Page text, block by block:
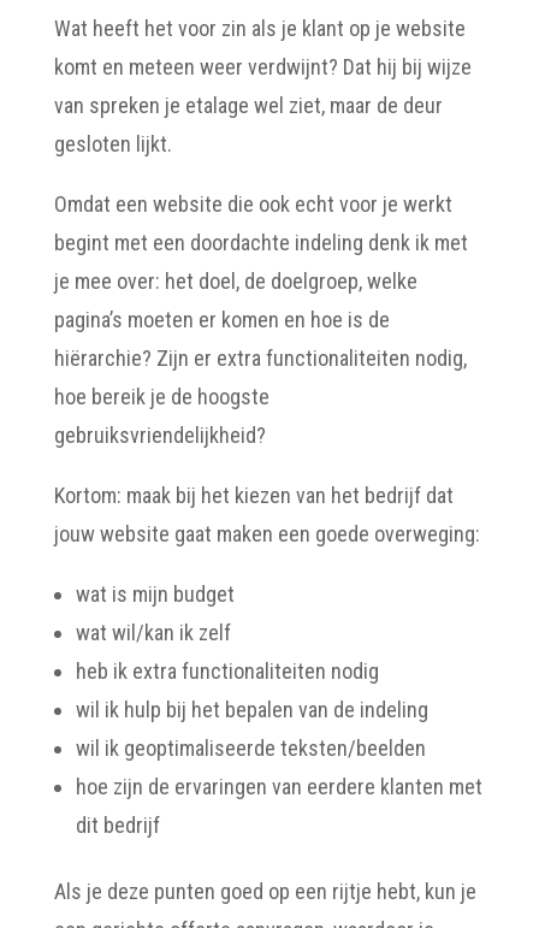
Wat heeft het voor zin als je klant op je website
komt en meteen weer verdwijnt? Dat hij bij wijze
van spreken je etalage wel ziet, maar de deur
gesloten lijkt.
Omdat een website die ook echt voor je werkt
begint met een doordachte indeling denk ik met
je mee over: het doel, de doelgroep, welke
pagina’s moeten er komen en hoe is de
hiërarchie? Zijn er extra functionaliteiten nodig,
hoe bereik je de hoogste
gebruiksvriendelijkheid?
Kortom: maak bij het kiezen van het bedrijf dat
jouw website gaat maken een goede overweging:
wat is mijn budget
wat wil/kan ik zelf
heb ik extra functionaliteiten nodig
wil ik hulp bij het bepalen van de indeling
wil ik geoptimaliseerde teksten/beelden
hoe zijn de ervaringen van eerdere klanten met
dit bedrijf
Als je deze punten goed op een rijtje hebt, kun je